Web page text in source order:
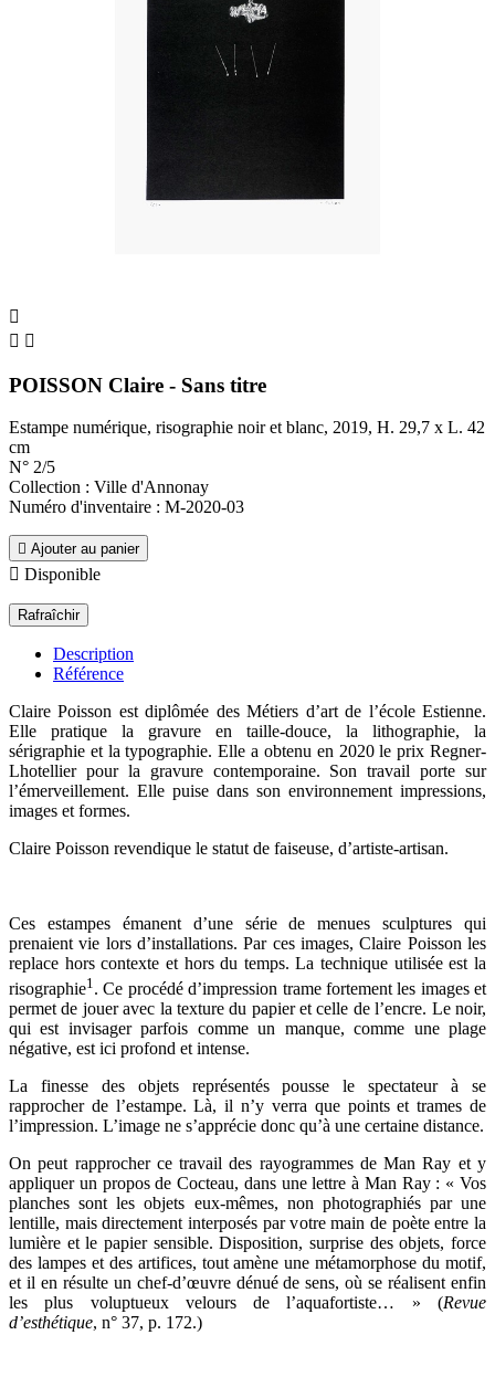

 
POISSON Claire - Sans titre
Estampe numérique, risographie noir et blanc, 2019, H. 29,7 x L. 42
cm
N° 2/5
Collection : Ville d'Annonay
Numéro d'inventaire : M-2020-03
 Ajouter au panier
 Disponible
Description
Référence
Claire Poisson est diplômée des Métiers d’art de l’école Estienne.
Elle pratique la gravure en taille-douce, la lithographie, la
sérigraphie et la typographie. Elle a obtenu en 2020 le prix Regner-
Lhotellier pour la gravure contemporaine. Son travail porte sur
l’émerveillement. Elle puise dans son environnement impressions,
images et formes.
Claire Poisson revendique le statut de faiseuse, d’artiste-artisan.
Ces estampes émanent d’une série de menues sculptures qui
prenaient vie lors d’installations. Par ces images, Claire Poisson les
replace hors contexte et hors du temps. La technique utilisée est la
risographie1 . Ce procédé d’impression trame fortement les images et
permet de jouer avec la texture du papier et celle de l’encre. Le noir,
qui est invisager parfois comme un manque, comme une plage
négative, est ici profond et intense.
La finesse des objets représentés pousse le spectateur à se
rapprocher de l’estampe. Là, il n’y verra que points et trames de
l’impression. L’image ne s’apprécie donc qu’à une certaine distance.
On peut rapprocher ce travail des rayogrammes de Man Ray et y
appliquer un propos de Cocteau, dans une lettre à Man Ray : « Vos
planches sont les objets eux-mêmes, non photographiés par une
lentille, mais directement interposés par votre main de poète entre la
lumière et le papier sensible. Disposition, surprise des objets, force
des lampes et des artifices, tout amène une métamorphose du motif,
et il en résulte un chef-d’œuvre dénué de sens, où se réalisent enfin
les plus voluptueux velours de l’aquafortiste… » (Revue
d’esthétique, n° 37, p. 172.)